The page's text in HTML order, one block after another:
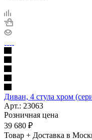
Диван, 4 стула хром
Арт.: 23063
Розничная цена
39 680 ₽
Товар + Доставка в